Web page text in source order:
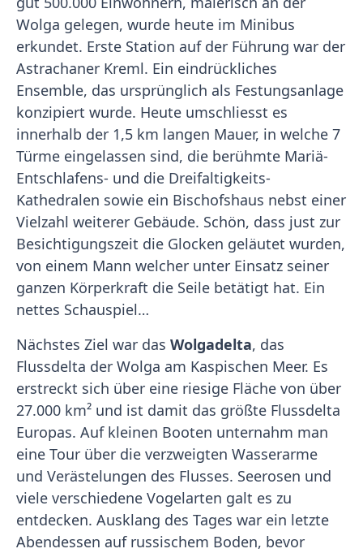
Wolga gelegen, wurde heute im Minibus
erkundet. Erste Station auf der Führung war der
Astrachaner Kreml. Ein eindrückliches
Ensemble, das ursprünglich als Festungsanlage
konzipiert wurde. Heute umschliesst es
innerhalb der 1,5 km langen Mauer, in welche 7
Türme eingelassen sind, die berühmte Mariä-
Entschlafens- und die Dreifaltigkeits-
Kathedralen sowie ein Bischofshaus nebst einer
Vielzahl weiterer Gebäude. Schön, dass just zur
Besichtigungszeit die Glocken geläutet wurden,
von einem Mann welcher unter Einsatz seiner
ganzen Körperkraft die Seile betätigt hat. Ein
nettes Schauspiel…
Nächstes Ziel war das Wolgadelta, das
Flussdelta der Wolga am Kaspischen Meer. Es
erstreckt sich über eine riesige Fläche von über
27.000 km² und ist damit das größte Flussdelta
Europas. Auf kleinen Booten unternahm man
eine Tour über die verzweigten Wasserarme
und Verästelungen des Flusses. Seerosen und
viele verschiedene Vogelarten galt es zu
entdecken. Ausklang des Tages war ein letzte
Abendessen auf russischem Boden, bevor